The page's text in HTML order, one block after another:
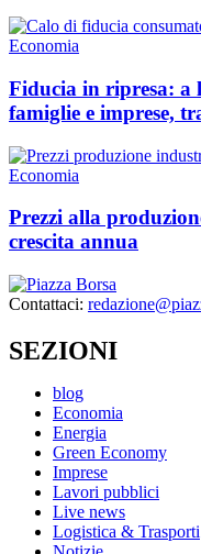
Economia
Fiducia in ripresa: a
famiglie e imprese,
Economia
Prezzi alla
crescita annua
Contattaci:
SEZIONI
blog
Economia
Energia
Green Economy
Imprese
Lavori pubblici
Live news
Logistica & Trasporti